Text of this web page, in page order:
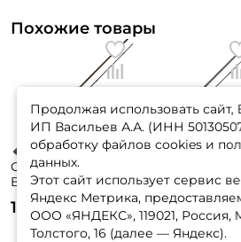
Похожие товары
Спиннинг Zemex
Buriza 274см. 12-
45гр. 151гр. fast /
902H
10 750 ₽
Exceler 274см. 7-
28гр. 170гр. fast
902MLFS
10 255 ₽
13 670 ₽
Продолжая использовать сайт,
ИП Васильев А.А. (ИНН
обработку файлов cookies и
данных.
Этот сайт использует сервис
Яндекс Метрика,
ООО «ЯНДЕКС», 119021, Россия,
Толстого, 16 (далее — Яндекс).